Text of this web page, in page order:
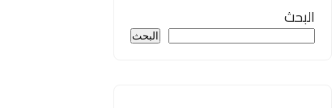
البحث
البحث